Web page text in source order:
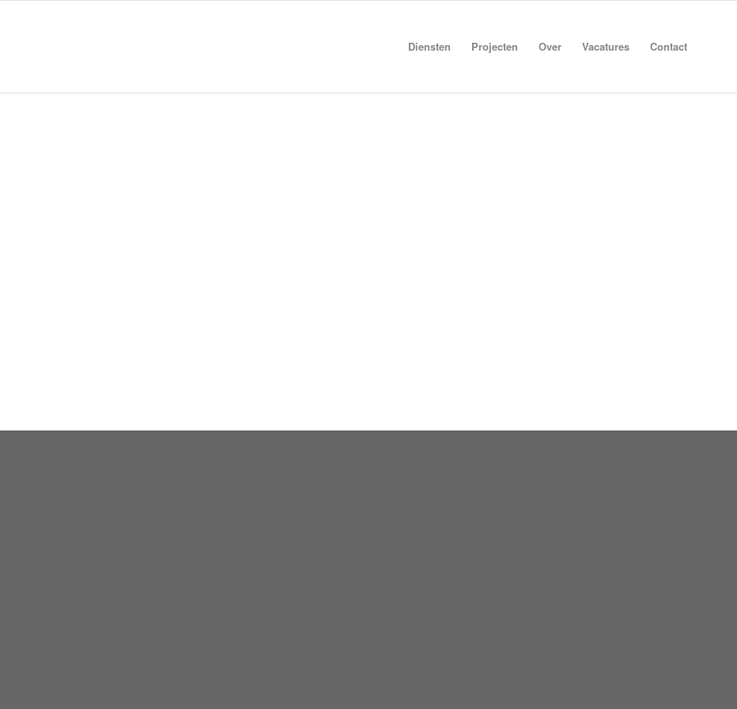
Diensten Projecten Over Vacatures Contact